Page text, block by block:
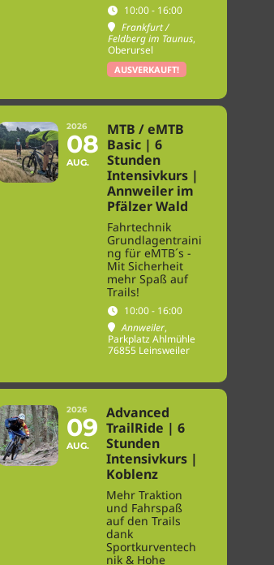
10:00 - 16:00
Frankfurt /
Feldberg im Taunus,
Oberursel
AUSVERKAUFT!
2026
08
AUG.
MTB / eMTB
Basic | 6
Stunden
Intensivkurs |
Annweiler im
Pfälzer Wald
Fahrtechnik
Grundlagentraini
ng für eMTB´s -
Mit Sicherheit
mehr Spaß auf
Trails!
10:00 - 16:00
Annweiler,
Parkplatz Ahlmühle
76855 Leinsweiler
2026
09
AUG.
Advanced
TrailRide | 6
Stunden
Intensivkurs |
Koblenz
Mehr Traktion
und Fahrspaß
auf den Trails
dank
Sportkurventech
nik & Hohe